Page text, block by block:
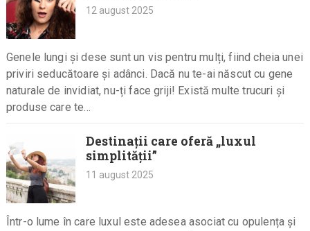
12 august 2025
Genele lungi și dese sunt un vis pentru mulți, fiind cheia unei
priviri seducătoare și adânci. Dacă nu te-ai născut cu gene
naturale de invidiat, nu-ți face griji! Există multe trucuri și
produse care te…
Destinații care oferă „luxul
simplității”
11 august 2025
Într-o lume în care luxul este adesea asociat cu opulența și